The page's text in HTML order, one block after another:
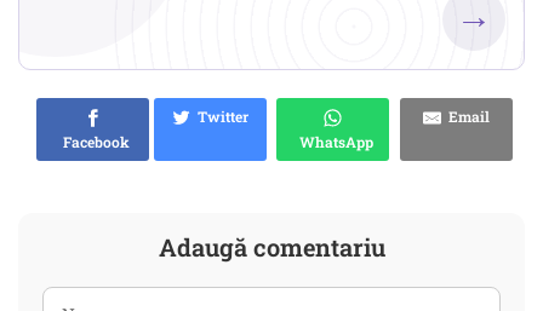
→
Facebook
Twitter
WhatsApp
Email
Adaugă comentariu